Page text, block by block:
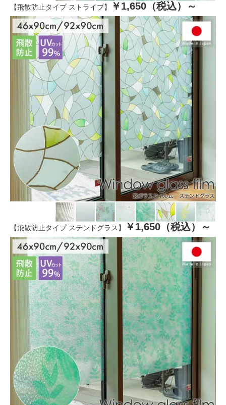
【飛散防止タイプ ストライプ】 ￥1,650（税込）～
【飛散防止タイプ ステンドグラス】 ￥1,650（税込）～